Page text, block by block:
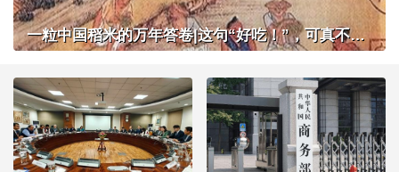
一粒中国稻米的万年答卷|这句“好吃！”，可真不简单